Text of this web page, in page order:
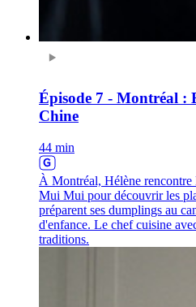
Épisode 7 - Montréal :
Chine
44 min
À Montréal, Hélène rencontre
Mui Mui pour découvrir les
préparent ses dumplings au
d'enfance. Le chef cuisine
traditions.